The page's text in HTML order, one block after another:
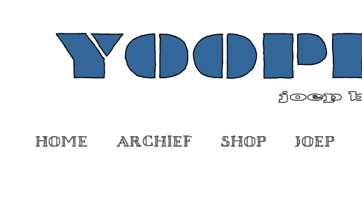
Home Archief Shop Joep